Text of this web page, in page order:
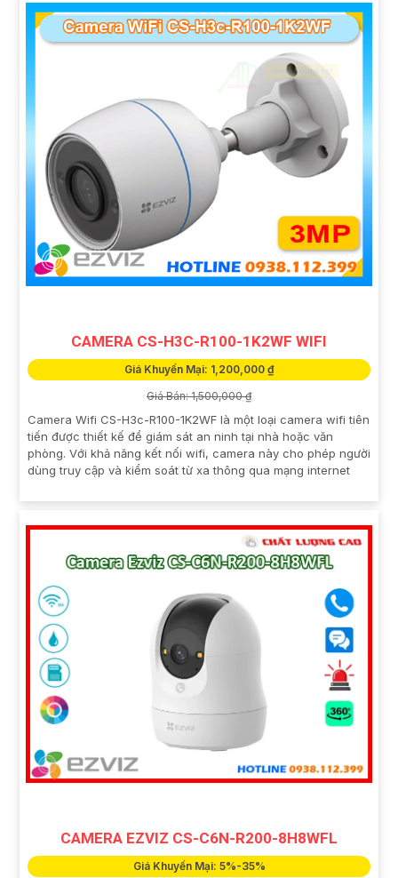
CAMERA CS-H3C-R100-1K2WF WIFI
Giá Khuyến Mại: 1,200,000 ₫
Giá Bán: 1,500,000 ₫
Camera Wifi CS-H3c-R100-1K2WF là một loại camera wifi tiên
tiến được thiết kế để giám sát an ninh tại nhà hoặc văn
phòng. Với khả năng kết nối wifi, camera này cho phép người
dùng truy cập và kiểm soát từ xa thông qua mạng internet
CAMERA EZVIZ CS-C6N-R200-8H8WFL
Giá Khuyến Mại: 5%-35%